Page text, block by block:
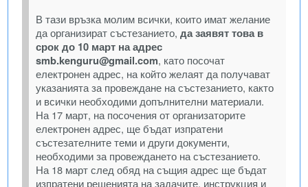
В тази връзка молим всички, които имат желание
да организират състезанието, да заявят това в
срок до 10 март на адрес
smb.kenguru@gmail.com, като посочат
електронен адрес, на който желаят да получават
указанията за провеждане на състезанието, както
и всички необходими допълнителни материали.
На 17 март, на посочения от организаторите
електронен адрес, ще бъдат изпратени
състезателните теми и други документи,
необходими за провеждането на състезанието.
На 18 март след обяд на същия адрес ще бъдат
изпратени решенията на задачите, инструкция и